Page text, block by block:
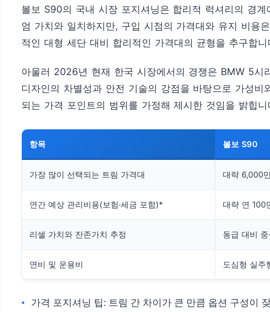
볼보 S90의 국내 시장 포지셔닝은 합리적 럭셔리의 경
엄 가치와 일치하지만, 구입 시점의 가격대와 유지 비용
적인 대형 세단 대비 합리적인 가격대의 균형을 추구합니
아울러 2026년 현재 한국 시장에서의 경쟁은 BMW 5
디자인의 차별성과 안전 기술의 강점을 바탕으로 가성
되는 가격 포인트의 범위를 가정해 제시한 것임을 밝힙니
항목 볼보 S90
가장 많이 선택되는 트림 가격대 대략 6,000
연간 예상 관리비용(보험·세금 포함)* 대략 연 100
리셀 가치와 잔존가치 추정 동급 대비 중
연비 및 운용비 도심형 실주
가격 포지셔닝 팁: 트림 간 차이가 큰 만큼 옵션 구성이